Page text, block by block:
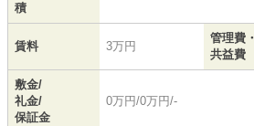
積
賃料 3万円
管理費・
共益費
敷金/
礼金/
保証金
0万円/0万円/-